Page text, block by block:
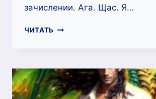
зачислении. Ага. Щас. Я…
ЧИТАТЬ ИСТИННАЯ
—
ЛАНА
ВОРОНЕЦКАЯ